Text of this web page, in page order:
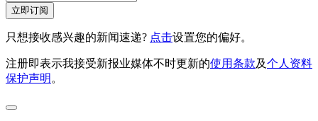
立即订阅
只想接收感兴趣的新闻速递? 点击设置您的偏好。
注册即表示我接受新报业媒体不时更新的使用条款及个人资料
保护声明 。